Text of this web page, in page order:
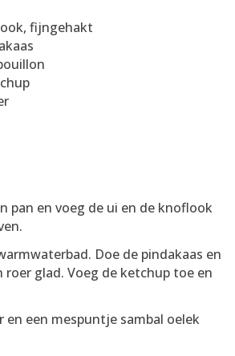
fijngehakt
pan en voeg de ui en de knoflook
Doe de pindakaas en
roer glad. Voeg de ketchup toe en
en een mespuntje sambal oelek